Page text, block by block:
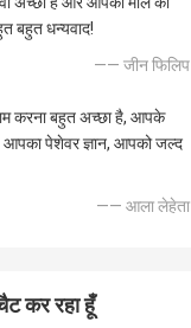
बहुत धन्यवाद!
—— जीन फिलिप
करना बहुत अच्छा है, आपके
आपका पेशेवर ज्ञान, आपको जल्द
—— आला लेहेता
कर रहा हूँ